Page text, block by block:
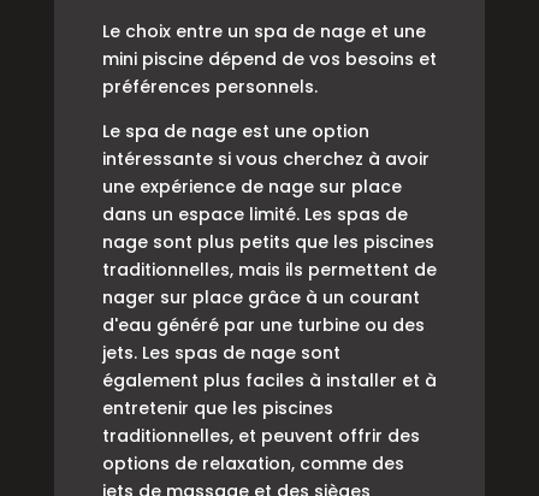
Le choix entre un spa de nage et une
mini piscine dépend de vos besoins et
préférences personnels.
Le spa de nage est une option
intéressante si vous cherchez à avoir
une expérience de nage sur place
dans un espace limité. Les spas de
nage sont plus petits que les piscines
traditionnelles, mais ils permettent de
nager sur place grâce à un courant
d'eau généré par une turbine ou des
jets. Les spas de nage sont
également plus faciles à installer et à
entretenir que les piscines
traditionnelles, et peuvent offrir des
options de relaxation, comme des
jets de massage et des sièges